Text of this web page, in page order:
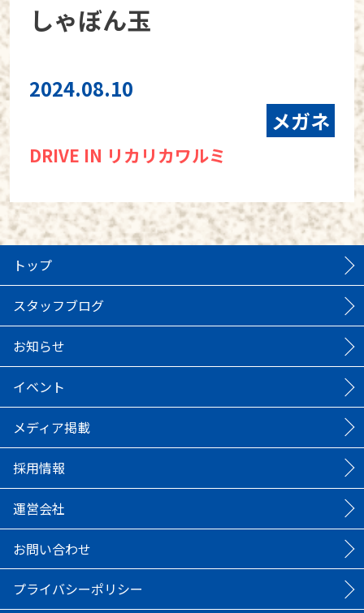
しゃぼん玉
2024.08.10
メガネ
DRIVE IN リカリカワルミ
トップ
スタッフブログ
お知らせ
イベント
メディア掲載
採用情報
運営会社
お問い合わせ
プライバシーポリシー